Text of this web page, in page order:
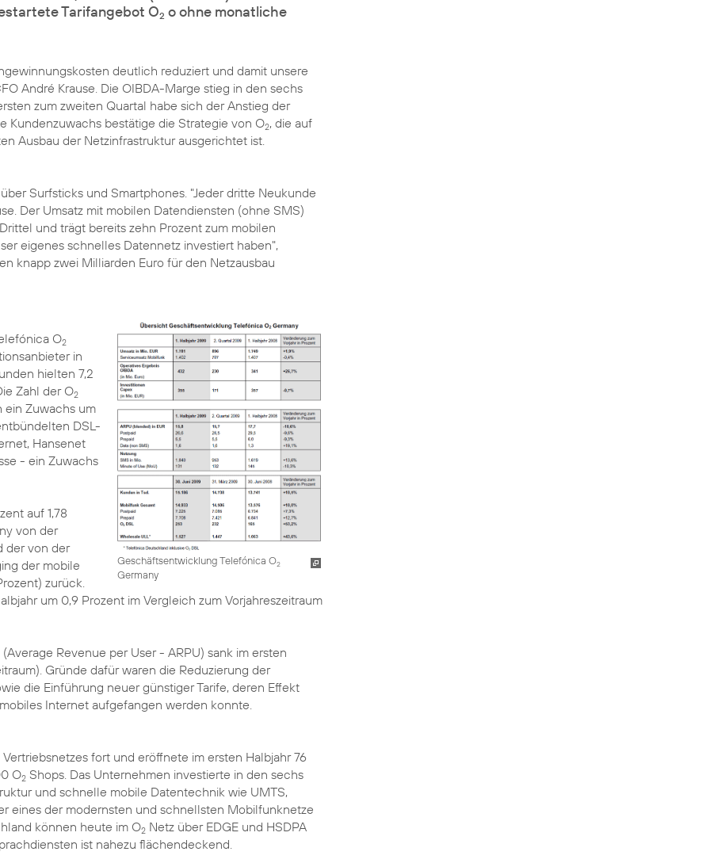
Tarifangebot O2 o ohne monatliche
deutlich reduziert und damit unsere
André Krause. Die OIBDA-Marge stieg in den sechs
zum zweiten Quartal habe sich der Anstieg der
Kundenzuwachs bestätige die Strategie von O2, die auf
Ausbau der Netzinfrastruktur ausgerichtet ist.
Surfsticks und Smartphones. "Jeder dritte Neukunde
Der Umsatz mit mobilen Datendiensten (ohne SMS)
und trägt bereits zehn Prozent zum mobilen
eigenes schnelles Datennetz investiert haben",
knapp zwei Milliarden Euro für den Netzausbau
Geschäftsentwicklung Telefónica O2
Germany
O2
in
hielten 7,2
Zahl der O2
ein Zuwachs um
DSL-
Hansenet
- ein Zuwachs
auf 1,78
von der
der von der
der mobile
zurück.
um 0,9 Prozent im Vergleich zum Vorjahreszeitraum
Revenue per User - ARPU) sank im ersten
Gründe dafür waren die Reduzierung der
die Einführung neuer günstiger Tarife, deren Effekt
Internet aufgefangen werden konnte.
fort und eröffnete im ersten Halbjahr 76
O2 Shops. Das Unternehmen investierte in den sechs
und schnelle mobile Datentechnik wie UMTS,
eines der modernsten und schnellsten Mobilfunknetze
können heute im O2 Netz über EDGE und HSDPA
ist nahezu flächendeckend.